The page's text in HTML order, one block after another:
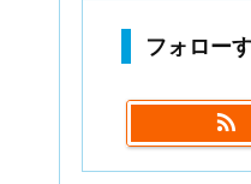
フォロー
